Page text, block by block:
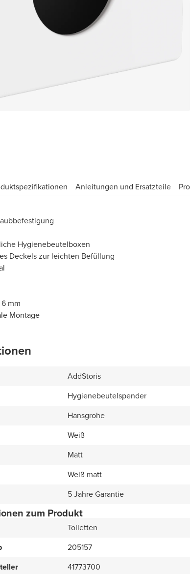
Anleitungen und Ersatzteile
Hygienebeutelboxen
Deckels zur leichten Befüllung
mm
Montage
AddStoris
Hygienebeutelspender
Hansgrohe
Weiß
Matt
Weiß matt
5 Jahre Garantie
zum Produkt
Toiletten
205157
41773700